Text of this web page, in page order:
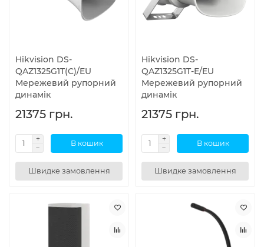
Hikvision DS-
QAZ1325G1T(C)/EU
Мережевий рупорний
динамік
21375 грн.
В кошик
Швидке замовлення
Hikvision DS-
QAZ1325G1T-E/EU
Мережевий рупорний
динамік
21375 грн.
В кошик
Швидке замовлення